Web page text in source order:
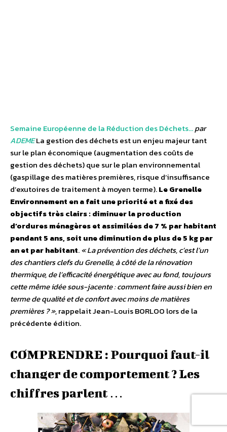
Semaine Européenne de la Réduction des Déchets…par
ADEMELa gestion des déchets est un enjeu majeur tant
sur le plan économique (augmentation des coûts de
gestion des déchets) que sur le plan environnemental
(gaspillage des matières premières, risque d’insuffisance
d’exutoires de traitement à moyen terme).Le Grenelle
Environnement en a fait une priorité et a fixé des
objectifs très clairs : diminuer la production
d’ordures ménagères et assimilées de 7 % par habitant
pendant 5 ans, soit une diminution de plus de 5 kg par
an et par habitant.« La prévention des déchets, c’est l’un
des chantiers clefs du Grenelle, à côté de la rénovation
thermique, de l’efficacité énergétique avec au fond, toujours
cette même idée sous-jacente : comment faire aussi bien en
terme de qualité et de confort avec moins de matières
premières ? », rappelait Jean-Louis BORLOO lors de la
précédente édition.
COMPRENDRE : Pourquoi faut-il
changer de comportement ? Les
chiffres parlent …